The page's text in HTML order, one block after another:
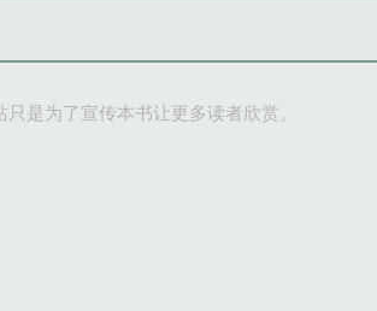
是为了宣传本书让更多读者欣赏。